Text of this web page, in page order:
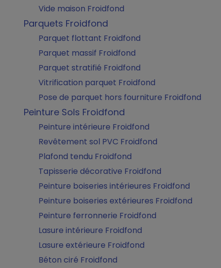
Vide maison Froidfond
Parquets Froidfond
Parquet flottant Froidfond
Parquet massif Froidfond
Parquet stratifié Froidfond
Vitrification parquet Froidfond
Pose de parquet hors fourniture Froidfond
Peinture Sols Froidfond
Peinture intérieure Froidfond
Revêtement sol PVC Froidfond
Plafond tendu Froidfond
Tapisserie décorative Froidfond
Peinture boiseries intérieures Froidfond
Peinture boiseries extérieures Froidfond
Peinture ferronnerie Froidfond
Lasure intérieure Froidfond
Lasure extérieure Froidfond
Béton ciré Froidfond